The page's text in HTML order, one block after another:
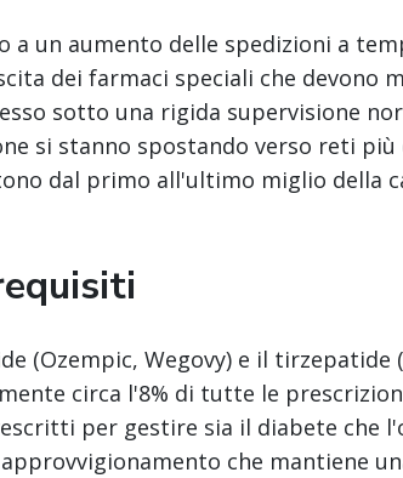
a un aumento delle spedizioni a
dei farmaci speciali che devono
sotto una rigida supervisione
si stanno spostando verso reti più
dal primo all'ultimo miglio della
(Ozempic, Wegovy) e il tirzepatide
circa l'8% di tutte le
per gestire sia il diabete che
che mantiene